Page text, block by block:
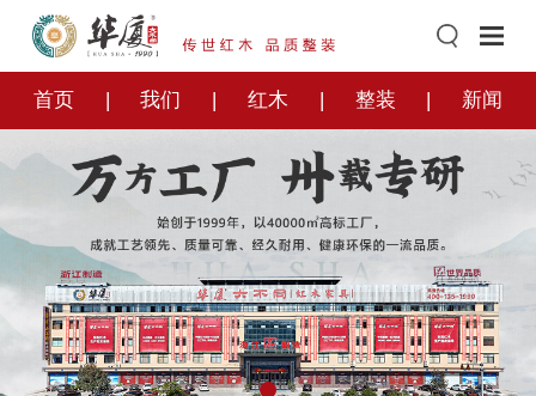
首页 我们 红木 整装 新闻